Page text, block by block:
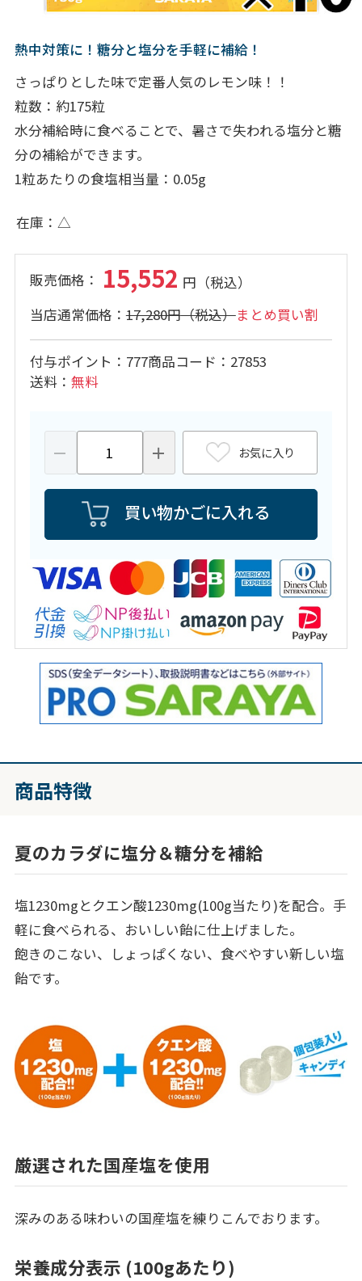
熱中対策に！糖分と塩分を手軽に補給！
さっぱりとした味で定番人気のレモン味！！
粒数：約175粒
水分補給時に食べることで、暑さで失われる塩分と糖
分の補給ができます。
1粒あたりの食塩相当量：0.05g
在庫 △
15,552
17,280円 まとめ買い割
付与ポイント 777商品コード
27853
送料
無料
お気に入り
買い物かごに入れる
商品特徴
夏のカラダに塩分＆糖分を補給
塩1230mgとクエン酸1230mg(100g当たり)を配合。手
軽に食べられる、おいしい飴に仕上げました。
飽きのこない、しょっぱくない、食べやすい新しい塩
飴です。
厳選された国産塩を使用
深みのある味わいの国産塩を練りこんでおります。
栄養成分表示 (100gあたり)